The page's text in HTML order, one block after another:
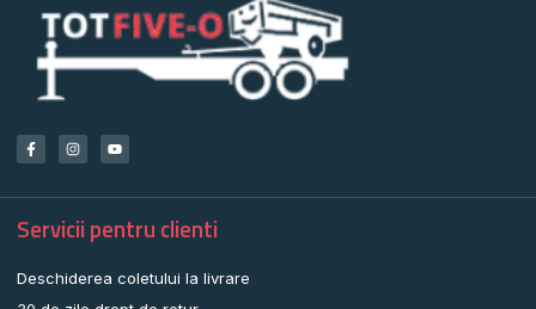
Servicii pentru clienti
Deschiderea coletului la livrare